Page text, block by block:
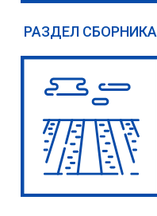
РАЗДЕЛ СБОРНИКА